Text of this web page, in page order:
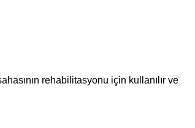
rehabilitasyonu için kullanılır ve